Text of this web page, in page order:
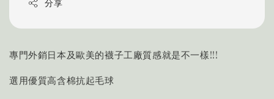
分享
專門外銷日本及歐美的襪子工廠質感就是不一樣!!!
選用優質高含棉抗起毛球